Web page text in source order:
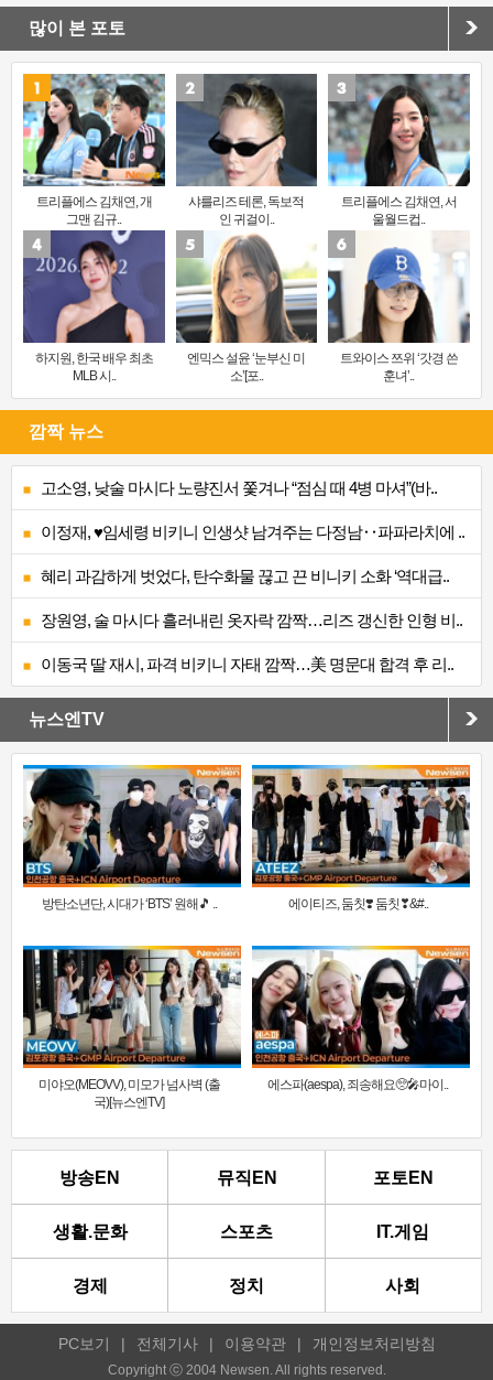
많이 본 포토
트리플에스 김채연, 개
그맨 김규..
샤를리즈 테론, 독보적
인 귀걸이..
트리플에스 김채연, 서
울월드컵..
하지원, 한국 배우 최초
MLB 시..
엔믹스 설윤 ‘눈부신 미
소’[포..
트와이스 쯔위 ‘갓경 쓴
훈녀’..
깜짝 뉴스
고소영, 낮술 마시다 노량진서 쫓겨나 “점심 때 4병 마셔”(바..
이정재, ♥임세령 비키니 인생샷 남겨주는 다정남‥파파라치에 ..
혜리 과감하게 벗었다, 탄수화물 끊고 끈 비니키 소화 ‘역대급..
장원영, 술 마시다 흘러내린 옷자락 깜짝…리즈 갱신한 인형 비..
이동국 딸 재시, 파격 비키니 자태 깜짝…美 명문대 합격 후 리..
뉴스엔TV
방탄소년단, 시대가 ‘BTS’ 원해🎵 .. 에이티즈, 둠칫❣️ 둠칫❣&#..
미야오(MEOVV), 미모가 넘사벽 (출
국)[뉴스엔TV]
에스파(aespa), 죄송해요🥺🎤마이..
방송EN 뮤직EN 포토EN
생활.문화 스포츠 IT.게임
경제 정치 사회
PC보기 | 전체기사 | 이용약관 | 개인정보처리방침
Copyright ⓒ 2004 Newsen. All rights reserved.